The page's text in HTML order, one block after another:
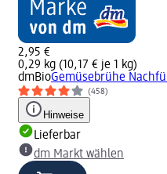
2,95 €
0,29 kg (10,17 € je 1 kg)
dmBioGemüsebrühe
(458)
Hinweise
Lieferbar
dm Markt wählen